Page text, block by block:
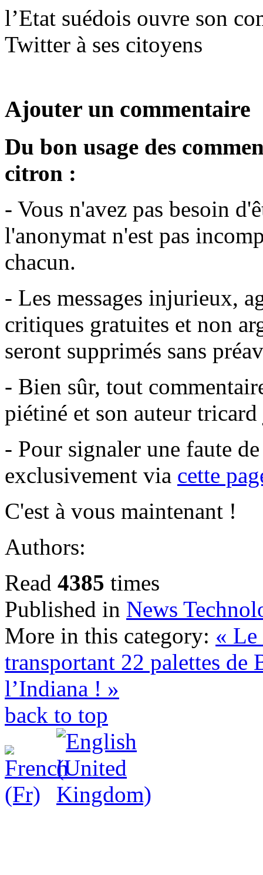
Ajouter un commentaire
Du bon usage des
citron :
- Vous n'avez pas besoin
l'anonymat n'est pas
chacun.
- Les messages injurieux,
critiques gratuites et non
seront supprimés sans
- Bien sûr, tout
piétiné et son auteur
- Pour signaler une faute
exclusivement via cette
C'est à vous maintenant !
Authors:
Read 4385 times
Published in News
More in this category: «
transportant 22 palettes
l’Indiana ! »
back to top